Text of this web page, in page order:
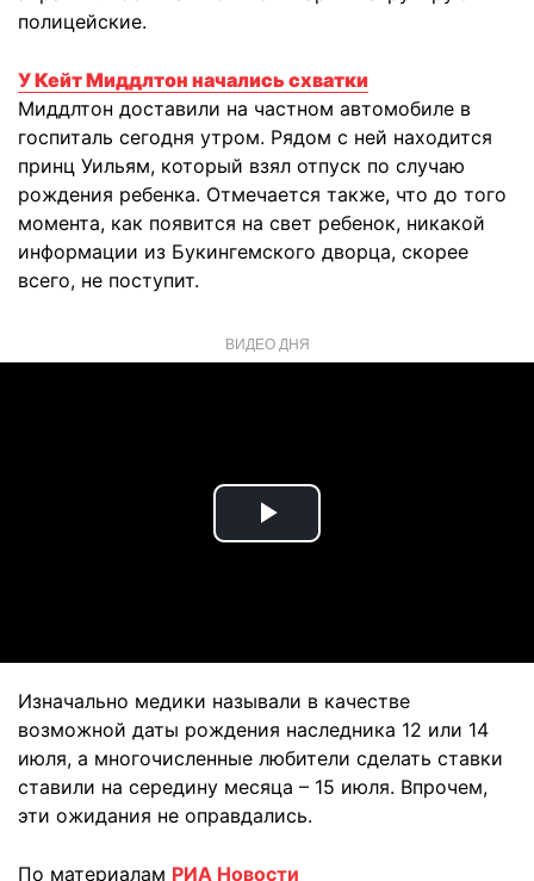
полицейские.
У Кейт Миддлтон начались схватки
Миддлтон доставили на частном автомобиле в
госпиталь сегодня утром. Рядом с ней находится
принц Уильям, который взял отпуск по случаю
рождения ребенка. Отмечается также, что до того
момента, как появится на свет ребенок, никакой
информации из Букингемского дворца, скорее
всего, не поступит.
ВИДЕО ДНЯ
Play
Изначально медики называли в качестве
возможной даты рождения наследника 12 или 14
июля, а многочисленные любители сделать ставки
ставили на середину месяца – 15 июля. Впрочем,
эти ожидания не оправдались.
По материалам РИА Новости